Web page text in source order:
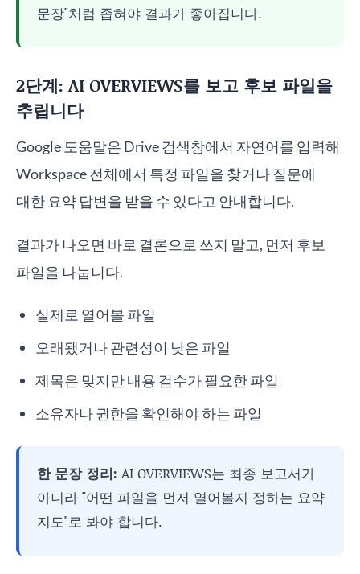
문장"처럼 좁혀야 결과가 좋아집니다.
2단계: AI OVERVIEWS를 보고 후보 파일을
추립니다
Google 도움말은 Drive 검색창에서 자연어를 입력해
Workspace 전체에서 특정 파일을 찾거나 질문에
대한 요약 답변을 받을 수 있다고 안내합니다.
결과가 나오면 바로 결론으로 쓰지 말고, 먼저 후보
파일을 나눕니다.
실제로 열어볼 파일
오래됐거나 관련성이 낮은 파일
제목은 맞지만 내용 검수가 필요한 파일
소유자나 권한을 확인해야 하는 파일
한 문장 정리: AI OVERVIEWS는 최종 보고서가
아니라 "어떤 파일을 먼저 열어볼지 정하는 요약
지도"로 봐야 합니다.